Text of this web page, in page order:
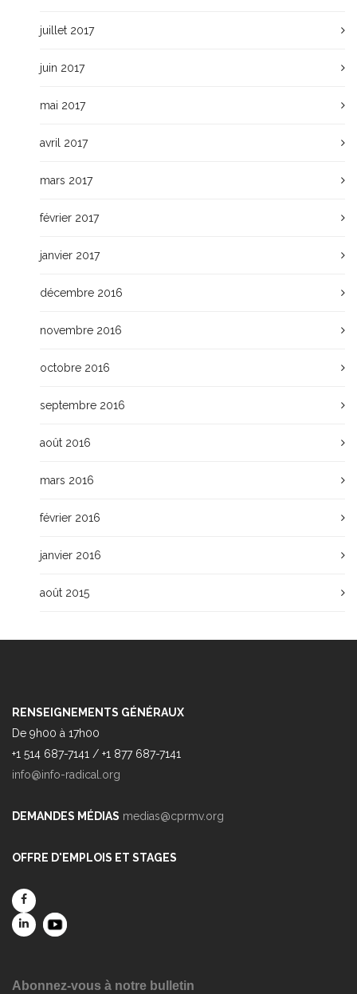
juillet 2017
juin 2017
mai 2017
avril 2017
mars 2017
février 2017
janvier 2017
décembre 2016
novembre 2016
octobre 2016
septembre 2016
août 2016
mars 2016
février 2016
janvier 2016
août 2015
RENSEIGNEMENTS GÉNÉRAUX
De 9h00 à 17h00
+1 514 687-7141 / +1 877 687-7141
info@info-radical.org
DEMANDES MÉDIAS medias@cprmv.org
OFFRE D'EMPLOIS ET STAGES
Abonnez-vous à notre bulletin